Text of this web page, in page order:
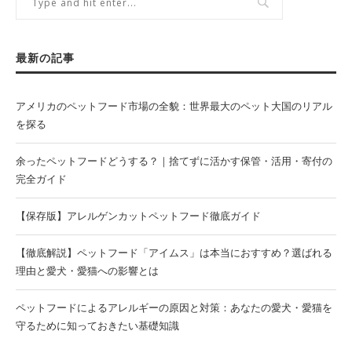
最新の記事
アメリカのペットフード市場の全貌：世界最大のペット大国のリアル
を探る
余ったペットフードどうする？｜捨てずに活かす保管・活用・寄付の
完全ガイド
【保存版】アレルゲンカットペットフード徹底ガイド
【徹底解説】ペットフード「アイムス」は本当におすすめ？選ばれる
理由と愛犬・愛猫への影響とは
ペットフードによるアレルギーの原因と対策：あなたの愛犬・愛猫を
守るために知っておきたい基礎知識